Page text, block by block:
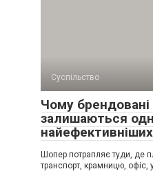
Суспільство
Чому
залишаються
Шопер потрапляє туди, де
транспорт, крамницю, офіс,